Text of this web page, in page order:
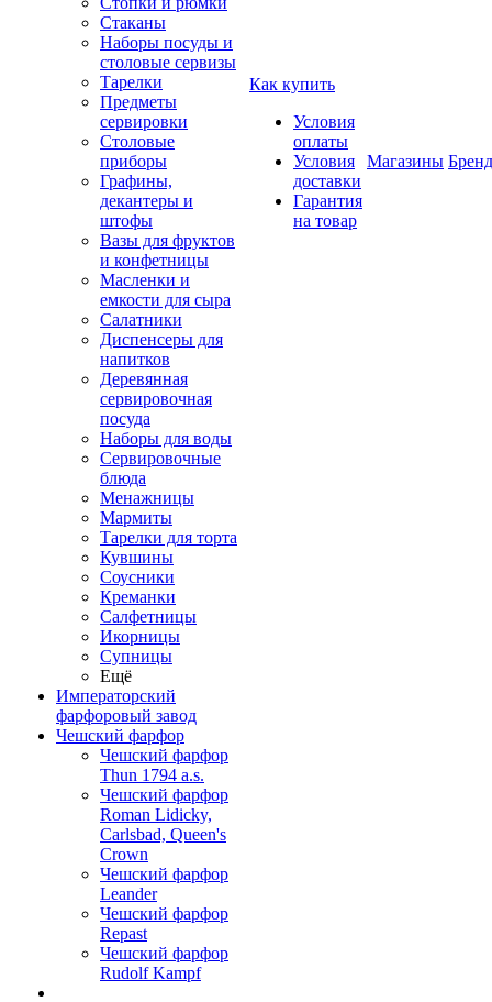
Стаканы
Наборы посуды и
столовые сервизы
Тарелки
Предметы
сервировки
Столовые
приборы
Графины,
декантеры и
штофы
Вазы для фруктов
и конфетницы
Масленки и
емкости для сыра
Салатники
Диспенсеры для
напитков
Деревянная
сервировочная
посуда
Наборы для воды
Сервировочные
блюда
Менажницы
Мармиты
Тарелки для торта
Кувшины
Соусники
Креманки
Салфетницы
Икорницы
Супницы
Ещё
Императорский
фарфоровый завод
Чешский фарфор
Чешский фарфор
Thun 1794 a.s.
Чешский фарфор
Roman Lidicky,
Carlsbad, Queen's
Crown
Чешский фарфор
Leander
Чешский фарфор
Repast
Чешский фарфор
Rudolf Kampf
Как купить
Условия
оплаты
Условия
доставки
Гарантия
на товар
Магазины